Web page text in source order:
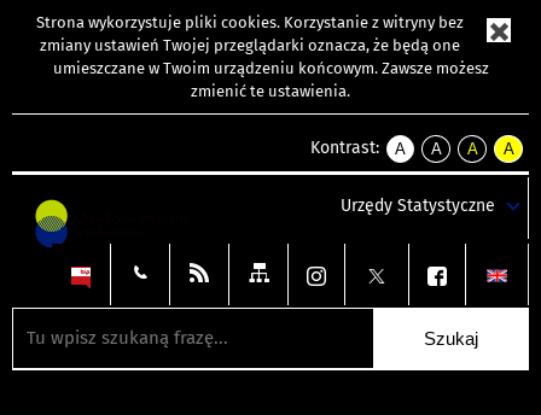
Strona wykorzystuje pliki cookies. Korzystanie z witryny bez
zmiany ustawień Twojej przeglądarki oznacza, że będą one
umieszczane w Twoim urządzeniu końcowym. Zawsze możesz
zmienić te ustawienia.
Kontrast:
A
kontrast
A
kontrast
tekst
czarnym
A
kontrast
tekst
czarnym
A
tekst
żółtym
Urzędy Statystyczne